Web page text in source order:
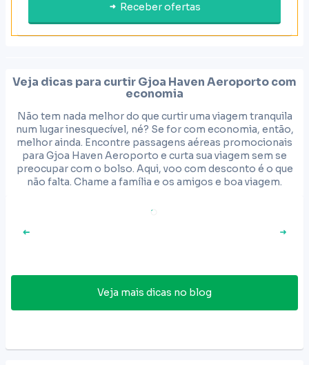
Receber ofertas
Veja dicas para curtirGjoa Haven Aeroportocom
economia
Não tem nada melhor do que curtir uma viagem tranquila
num lugar inesquecível, né? Se for com economia, então,
melhor ainda. Encontre passagens aéreas promocionais
para Gjoa Haven Aeroporto e curta sua viagem sem se
preocupar com o bolso. Aqui, voo com desconto é o que
não falta. Chame a família e os amigos e boa viagem.
Veja mais dicas no blog